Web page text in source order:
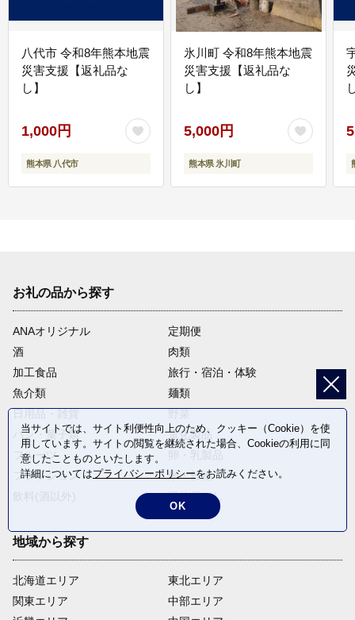
八代市 令和8年熊本地震
災害支援【返礼品な
し】
1,000円
熊本県 八代市
氷川町 令和8年熊本地震
災害支援【返礼品な
し】
5,000円
熊本県 氷川町
お礼の品から探す
ANAオリジナル
定期便
酒
肉類
加工食品
旅行・宿泊・体験
魚介類
麺類
パン・菓子類
電化製品
フルーツ
ファッション
米・穀物
返礼品なし
地域から探す
北海道エリア
関東エリア
東北エリア
中部エリア
当サイトでは、サイト利便性向上のため、クッキー（Cookie）を使
用しています。サイトの閲覧を継続された場合、Cookieの利用に同
意したことものといたします。
詳細についてはプライバシーポリシーをお読みください。
OK